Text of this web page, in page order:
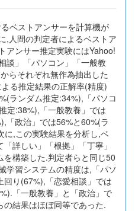
ベストアンサーを計算機が
,人間の判定者によるベストア
アンサー推定実験にはYahoo!
談」「パソコン」「一般教
らそれぞれ無作為抽出した
る推定結果の正解率(精度)
ランダム推定:34%),「パソコ
定:38%),「一般教養」では
「政治」では56%と60%(ラ
に,この実験結果を分析し,ベ
詳しい」「根拠」「丁寧」
構築した.判定者らと同じ50
学習システムの精度は,「パソ
回り(67%),「恋愛相談」では
「一般教養」と「政治」で
結果はほぼ同等であった.